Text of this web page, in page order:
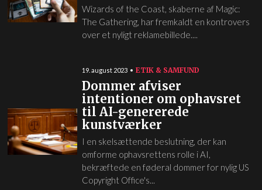
Wizards of the Coast, skaberne af Magic:
The Gathering, har fremkaldt en kontrovers
over et nyligt reklamebillede....
19. august 2023 ETIK & SAMFUND
Dommer afviser
intentioner om ophavsret
til AI-genererede
kunstværker
I en skelsættende beslutning, der kan
omforme ophavsrettens rolle i AI,
bekræftede en føderal dommer for nylig US
Copyright Office's...